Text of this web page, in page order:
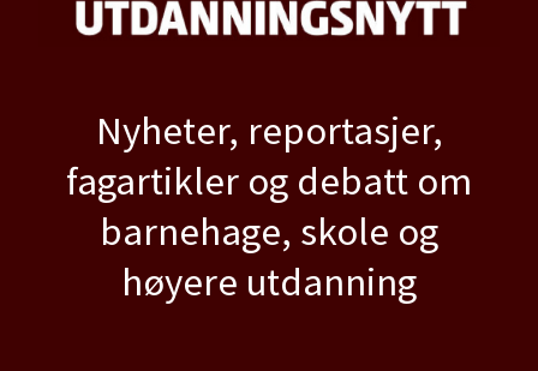
Nyheter, reportasjer,
fagartikler og debatt om
barnehage, skole og
høyere utdanning